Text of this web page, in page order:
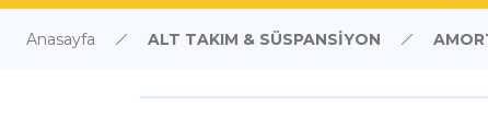
Anasayfa ALT TAKIM & SÜSPANSİYON